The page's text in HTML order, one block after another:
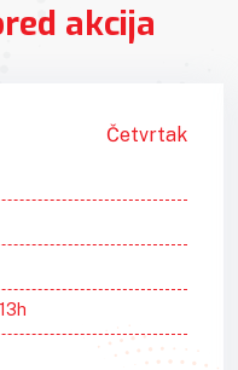
akcija
Četvrtak